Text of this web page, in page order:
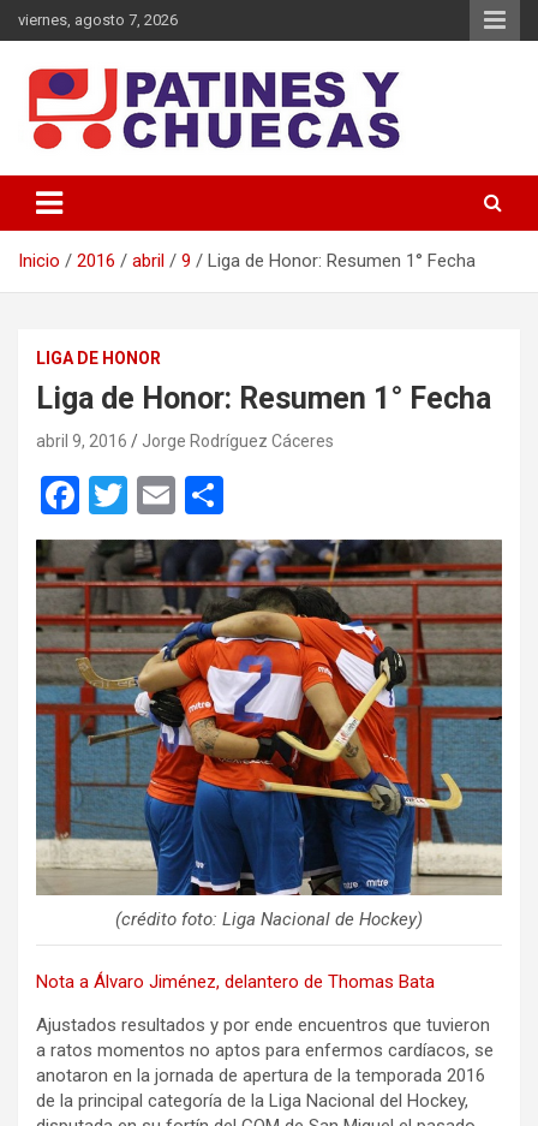
Saltar
al
viernes, agosto 7, 2026
Patines y Chuecas
Inicio 2016 abril 9 Liga de Honor: Resumen 1° Fecha
LIGA DE HONOR
Liga de Honor: Resumen 1° Fecha
abril 9, 2016 Jorge Rodríguez Cáceres
F
a
ce
b
o
o
k
T
wi
tt
er
E
m
ail
o
m
p
ar
tir
(crédito foto: Liga Nacional de Hockey)
Nota a Álvaro Jiménez, delantero de Thomas Bata
Ajustados resultados y por ende encuentros que tuvieron
a ratos momentos no aptos para enfermos cardíacos, se
anotaron en la jornada de apertura de la temporada 2016
de la principal categoría de la Liga Nacional del Hockey,